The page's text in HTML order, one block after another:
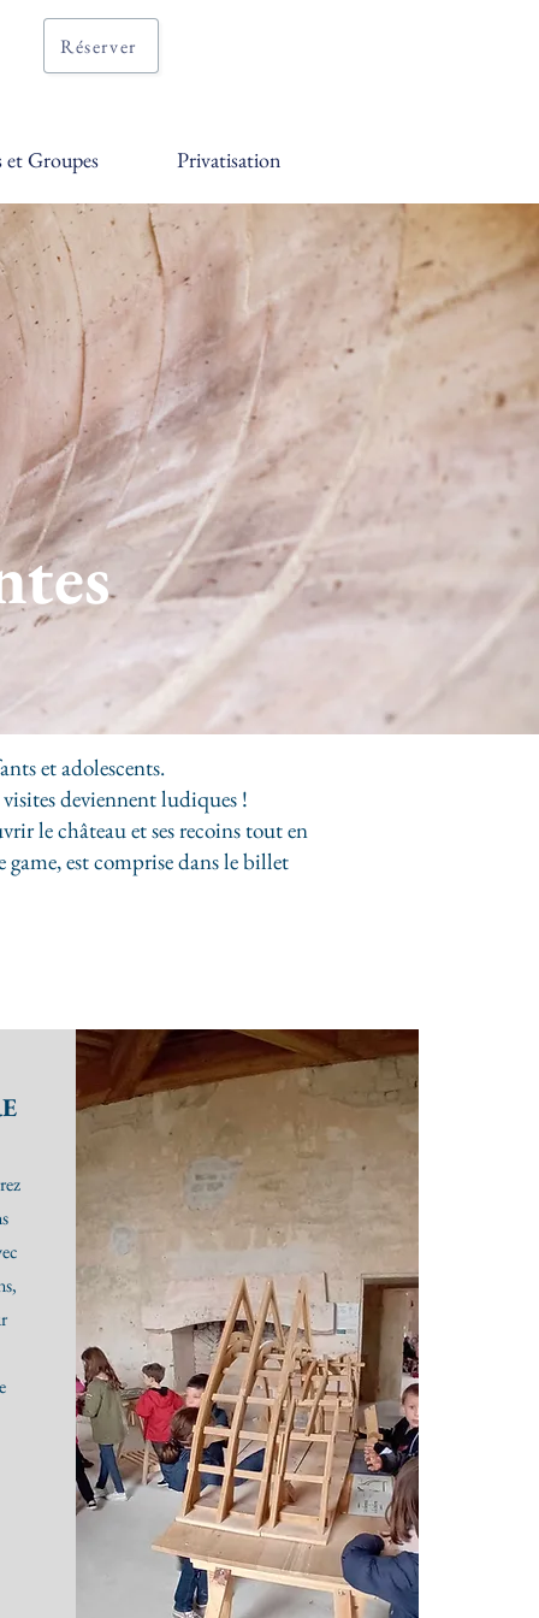
Réserver
et Groupes Privatisation
et adolescents.
deviennent ludiques !
le château et ses recoins tout en
est comprise dans le billet